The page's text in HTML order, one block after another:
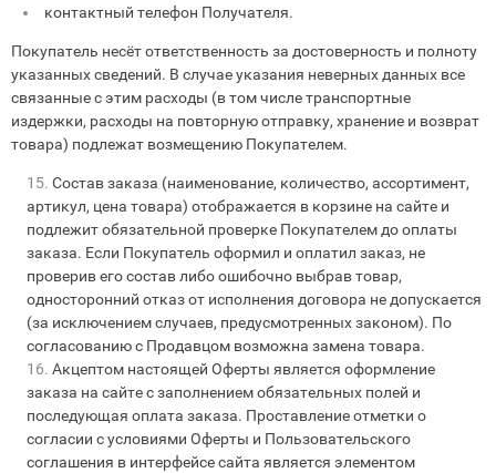
контактный телефон Получателя.
Покупатель несёт ответственность за достоверность и полноту
указанных сведений. В случае указания неверных данных все
связанные с этим расходы (в том числе транспортные
издержки, расходы на повторную отправку, хранение и возврат
товара) подлежат возмещению Покупателем.
Состав заказа (наименование, количество, ассортимент,
артикул, цена товара) отображается в корзине на сайте и
подлежит обязательной проверке Покупателем до оплаты
заказа. Если Покупатель оформил и оплатил заказ, не
проверив его состав либо ошибочно выбрав товар,
односторонний отказ от исполнения договора не допускается
(за исключением случаев, предусмотренных законом). По
согласованию с Продавцом возможна замена товара.
Акцептом настоящей Оферты является оформление
заказа на сайте с заполнением обязательных полей и
последующая оплата заказа. Проставление отметки о
согласии с условиями Оферты и Пользовательского
соглашения в интерфейсе сайта является элементом